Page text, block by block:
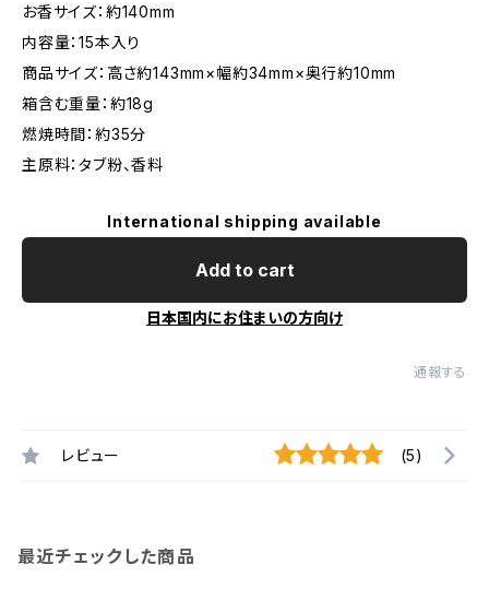
お香サイズ：約140mm
内容量：15本入り
商品サイズ：高さ約143mm×幅約34mm×奥行約10mm
箱含む重量：約18g
燃焼時間：約35分
主原料：タブ粉、香料
International shipping available
Add to cart
日本国内にお住まいの方向け
通報する
レビュー (5)
最近チェックした商品